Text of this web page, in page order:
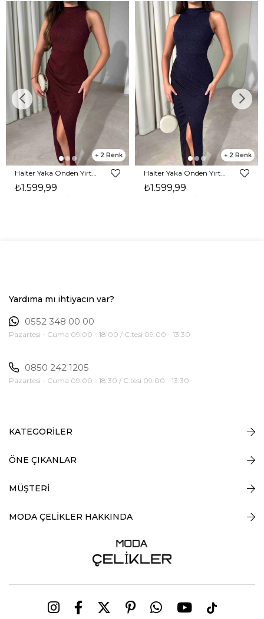
2
₺1.599,99
2
₺1.599,99
Yardıma mı ihtiyacın var?
0552 348 00 00
Pazartesi - Cuma 09:00 - 18:00 / C.tesi 09:00 - 13:30
0850 242 1205
Pazartesi - Cuma 09:00 - 18:30 / C.tesi 09:00 - 13:30
KATEGORİLER
ÖNE ÇIKANLAR
MÜŞTERİ
MODA ÇELİKLER HAKKINDA